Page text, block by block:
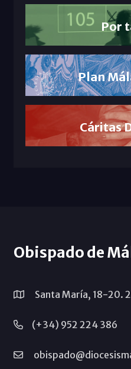
Por
Plan
Cáritas
Obispado de
Santa María, 18-20.
(+34) 952 224 386